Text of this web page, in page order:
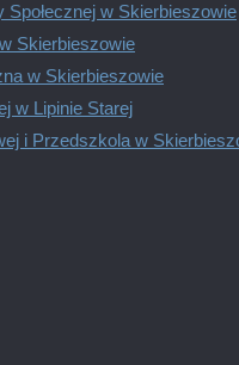
w Skierbieszowie
Skierbieszowie
w Skierbieszowie
w Lipinie Starej
i Przedszkola w
Skierbieszów
pracowników